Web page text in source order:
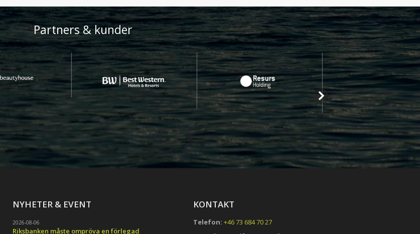
Partners & kunder
NYHETER & EVENT
2026-08-06
Riksbanken måste ompröva en förlegad
KONTAKT
Telefon: +46 73 684 70 27